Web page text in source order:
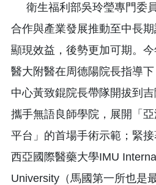
衛生福利部吳玲瑩專門委
合作與產業發展推動至中長
顯現效益，後勢更加可期。
醫大附醫在周德陽院長指導
中心黃致錕院長帶隊開拔到
攜手無語良師學院，展開「
平台」的首場手術示範；緊
西亞國際醫藥大學IMU
University（馬國第一所也是